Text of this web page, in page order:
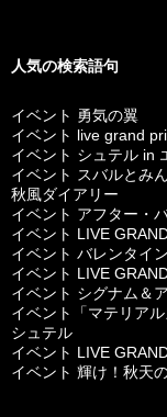
人気の検索語句
イベント 勇気の翼
イベント live grand
イベント シュテル in
イベント スバルとみ
秋風ダイアリー
イベント アフター・
イベント LIVE
イベント バレンタイ
イベント LIVE
イベント シグナム＆
イベント「マテリア
シュテル
イベント LIVE
イベント 輝け！秋天